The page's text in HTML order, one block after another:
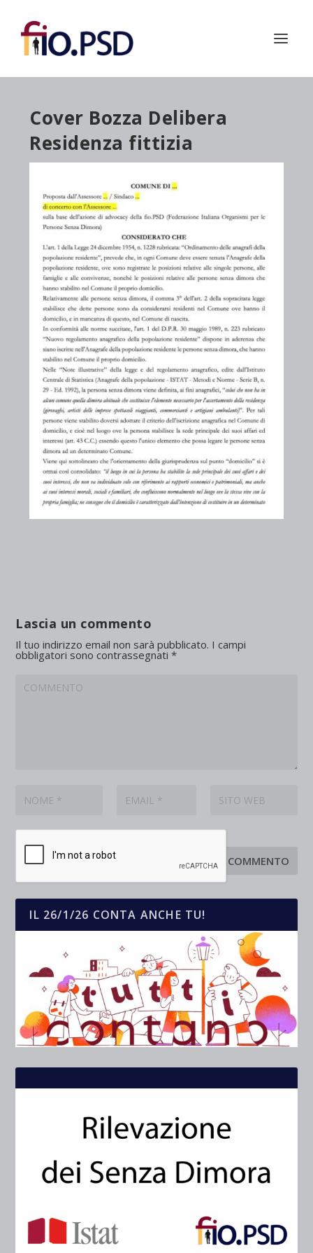
Cover Bozza Delibera
Residenza fittizia
Lascia un commento
Il tuo indirizzo email non sarà pubblicato. I campi
obbligatori sono contrassegnati*
IL 26/1/26 CONTA ANCHE TU!